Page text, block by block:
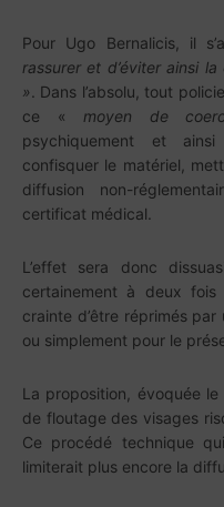
Pour Ugo Bernalicis, il
rassurer et d’éviter ainsi
». Dans l’absolu, tout
ce « moyen de
psychiquement et
confisquer le matériel,
diffusion non-
certificat médical.
L’effet sera donc
certainement à deux fois
crainte d’être réprimés
ou simplement pour le
La proposition, évoquée le
de floutage des visages
Ce procédé technique
limiterait plus encore la